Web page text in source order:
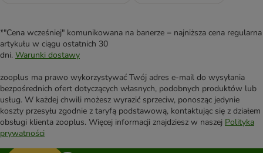
*"Cena wcześniej" komunikowana na banerze = najniższa cena regularna
artykułu w ciągu ostatnich 30
dni. Warunki dostawy
zooplus ma prawo wykorzystywać Twój adres e-mail do wysyłania
bezpośrednich ofert dotyczących własnych, podobnych produktów lub
usług. W każdej chwili możesz wyrazić sprzeciw, ponosząc jedynie
koszty przesyłu zgodnie z taryfą podstawową, kontaktując się z działem
obsługi klienta zooplus. Więcej informacji znajdziesz w naszej Polityka
prywatności